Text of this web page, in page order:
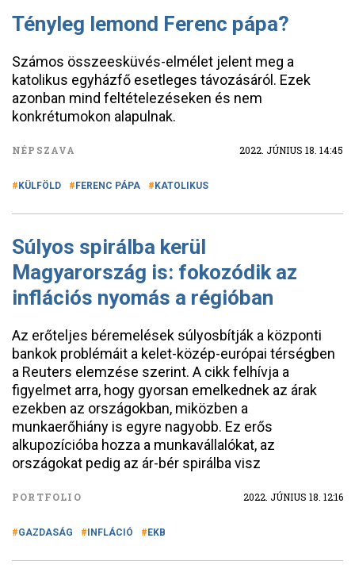
Tényleg lemond Ferenc pápa?
Számos összeesküvés-elmélet jelent meg a
katolikus egyházfő esetleges távozásáról. Ezek
azonban mind feltételezéseken és nem
konkrétumokon alapulnak.
NÉPSZAVA 2022. JÚNIUS 18. 14:45
KÜLFÖLD FERENC PÁPA KATOLIKUS
Súlyos spirálba kerül
Magyarország is: fokozódik az
inflációs nyomás a régióban
Az erőteljes béremelések súlyosbítják a központi
bankok problémáit a kelet-közép-európai térségben
a Reuters elemzése szerint. A cikk felhívja a
figyelmet arra, hogy gyorsan emelkednek az árak
ezekben az országokban, miközben a
munkaerőhiány is egyre nagyobb. Ez erős
alkupozícióba hozza a munkavállalókat, az
országokat pedig az ár-bér spirálba visz
PORTFOLIO 2022. JÚNIUS 18. 12:16
GAZDASÁG INFLÁCIÓ EKB